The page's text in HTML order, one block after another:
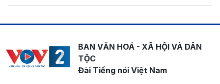
BAN VĂN HOÁ - XÃ HỘI VÀ DÂN
TỘC
Đài Tiếng nói Việt Nam